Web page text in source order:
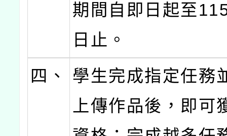
期間自即日起至
日止。
四、
學生完成指定任務
上傳作品後，即可